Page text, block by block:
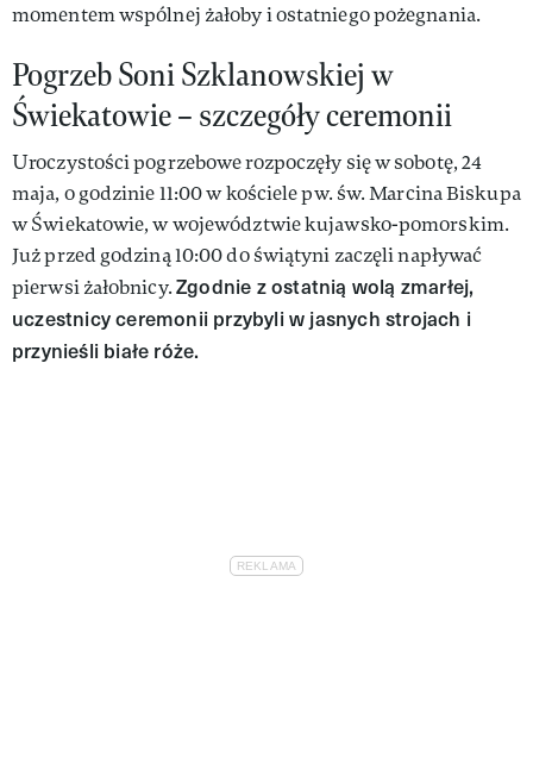
momentem wspólnej żałoby i ostatniego pożegnania.
Pogrzeb Soni Szklanowskiej w
Świekatowie – szczegóły ceremonii
Uroczystości pogrzebowe rozpoczęły się w sobotę, 24
maja, o godzinie 11:00 w kościele pw. św. Marcina Biskupa
w Świekatowie, w województwie kujawsko-pomorskim.
Już przed godziną 10:00 do świątyni zaczęli napływać
pierwsi żałobnicy.Zgodnie z ostatnią wolą zmarłej,
uczestnicy ceremonii przybyli w jasnych strojach i
przynieśli białe róże.